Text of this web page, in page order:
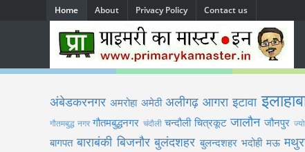
Home About Privacy Policy Contact us
अंबेडकरनगर अमरोहा अमेठी अलीगढ़ आगरा इटावा
गौतमबुद्ध नगर गौतमबुद्धनगर चंदौली चन्दौली चित्रकूट जालौन जौनपुर
बागपत बाराबंकी बिजनौर बुलंदशहर बुलन्दशहर भदोही मऊ